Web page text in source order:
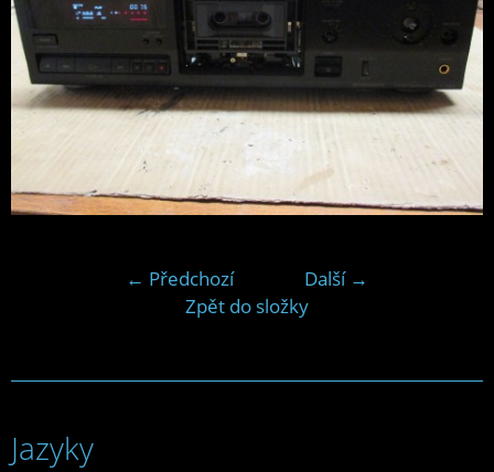
← Předchozí
Další →
Zpět do složky
Jazyky